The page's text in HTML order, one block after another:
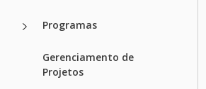
Programas
Gerenciamento de
Projetos